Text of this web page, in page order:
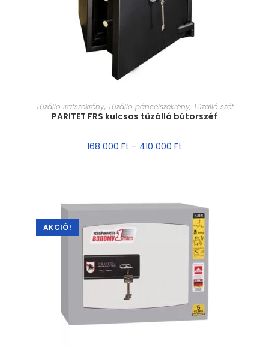
MÉRET VÁLASZTÁSA
Tűzálló iratszekrény, Tűzálló páncélszekrény, Tűzálló széf
PARITET FRS kulcsos tűzálló bútorszéf
168 000 Ft – 410 000 Ft
AKCIÓ!